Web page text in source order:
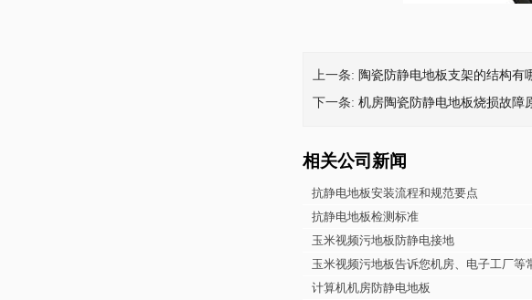
上一条: 陶瓷防静电地板支架的结构有
下一条: 机房陶瓷防静电地板烧损故障
相关公司新闻
抗静电地板安装流程和规范要点
抗静电地板检测标准
玉米视频污地板防静电接地
玉米视频污地板告诉您机房、电子工厂
计算机机房防静电地板